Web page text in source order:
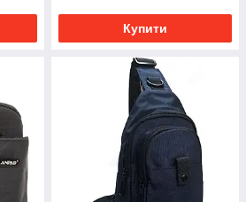
Купити